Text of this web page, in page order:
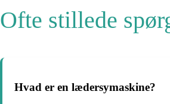
Ofte stillede
Hvad er en lædersymaskine?